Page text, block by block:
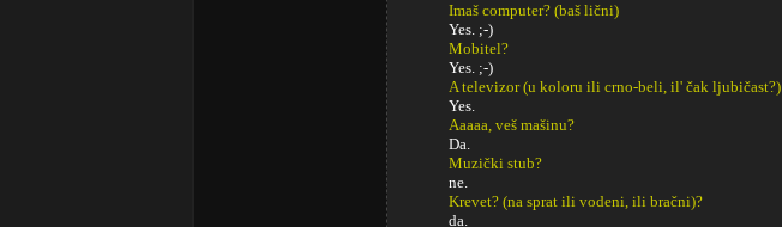
Imaš computer? (baš lični)
Yes. ;-)
Mobitel?
Yes. ;-)
A televizor (u koloru ili crno-beli, il' čak ljubičast?)
Yes.
Aaaaa, veš mašinu?
Da.
Muzički stub?
ne.
Krevet? (na sprat ili vodeni, ili bračni)?
da.